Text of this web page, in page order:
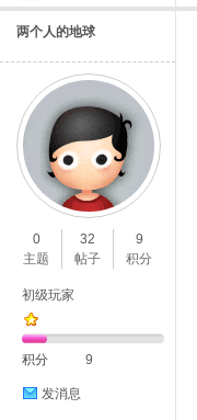
两个人的地球
0
主题
32
帖子
9
积分
初级玩家
积分 9
发消息